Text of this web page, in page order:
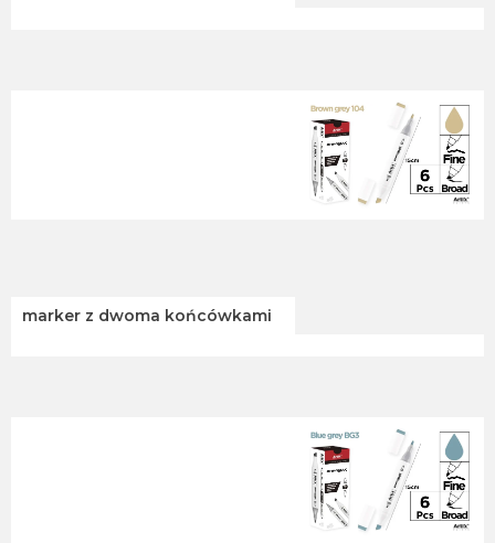
marker z dwoma końcówkami